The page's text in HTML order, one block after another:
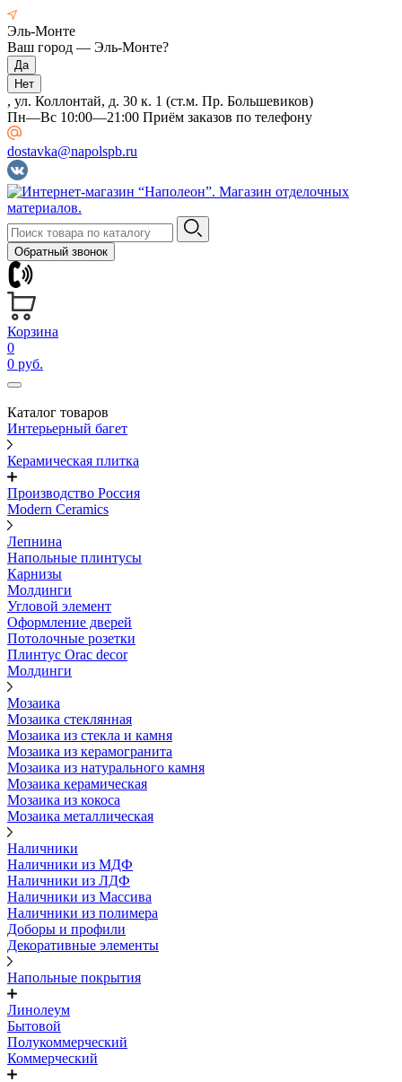
Эль-Монте
Ваш город — Эль-Монте?
, ул. Коллонтай, д. 30 к. 1 (ст.м. Пр. Большевиков)
Пн—Вс 10:00—21:00 Приём заказов по телефону
dostavka@napolspb.ru
Обратный звонок
Корзина
0
0 руб.
Каталог товаров
Интерьерный багет
Керамическая плитка
Производство Россия
Modern Ceramics
Лепнина
Напольные плинтусы
Карнизы
Молдинги
Угловой элемент
Оформление дверей
Потолочные розетки
Плинтус Orac decor
Молдинги
Мозаика
Мозаика стеклянная
Мозаика из стекла и камня
Мозаика из керамогранита
Мозаика из натурального камня
Мозаика керамическая
Мозаика из кокоса
Мозаика металлическая
Наличники
Наличники из МДФ
Наличники из ЛДФ
Наличники из Массива
Наличники из полимера
Доборы и профили
Декоративные элементы
Напольные покрытия
Линолеум
Бытовой
Полукоммерческий
Коммерческий